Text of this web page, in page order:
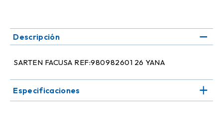
Descripción
SARTEN FACUSA REF:980982601 26 YANA
Especificaciones